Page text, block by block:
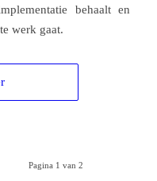
behaalt en
werk gaat.
Pagina 1 van 2